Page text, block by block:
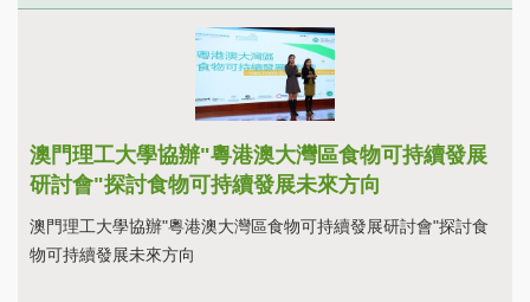
澳門理工大學協辦"粵港澳大灣區食物可持續發展
研討會"探討食物可持續發展未來方向
澳門理工大學協辦"粵港澳大灣區食物可持續發展研討會"探討食
物可持續發展未來方向